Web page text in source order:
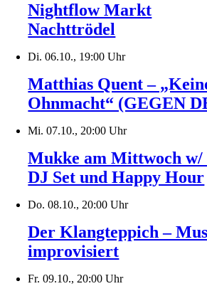
Nightflow Markt
Nachttrödel
Di. 06.10., 19:00 Uhr
Matthias Quent –
Ohnmacht“ (GEGEN
Mi. 07.10., 20:00 Uhr
Mukke am Mittwoch
DJ Set und Happy Hour
Do. 08.10., 20:00 Uhr
Der Klangteppich –
improvisiert
Fr. 09.10., 20:00 Uhr